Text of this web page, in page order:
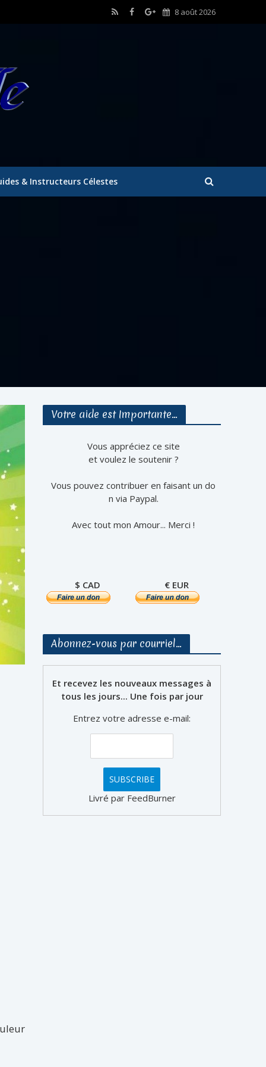
8 août 2026
& Instructeurs Célestes
Votre aide est Importante…
Vous appréciez ce site
et voulez le soutenir ?
Vous pouvez contribuer en faisant un do
n via Paypal.
Avec tout mon Amour... Merci !
$ CAD € EUR
Abonnez-vous par courriel…
Et recevez les nouveaux messages à
tous les jours... Une fois par jour
Entrez votre adresse e-mail:
Livré par FeedBurner